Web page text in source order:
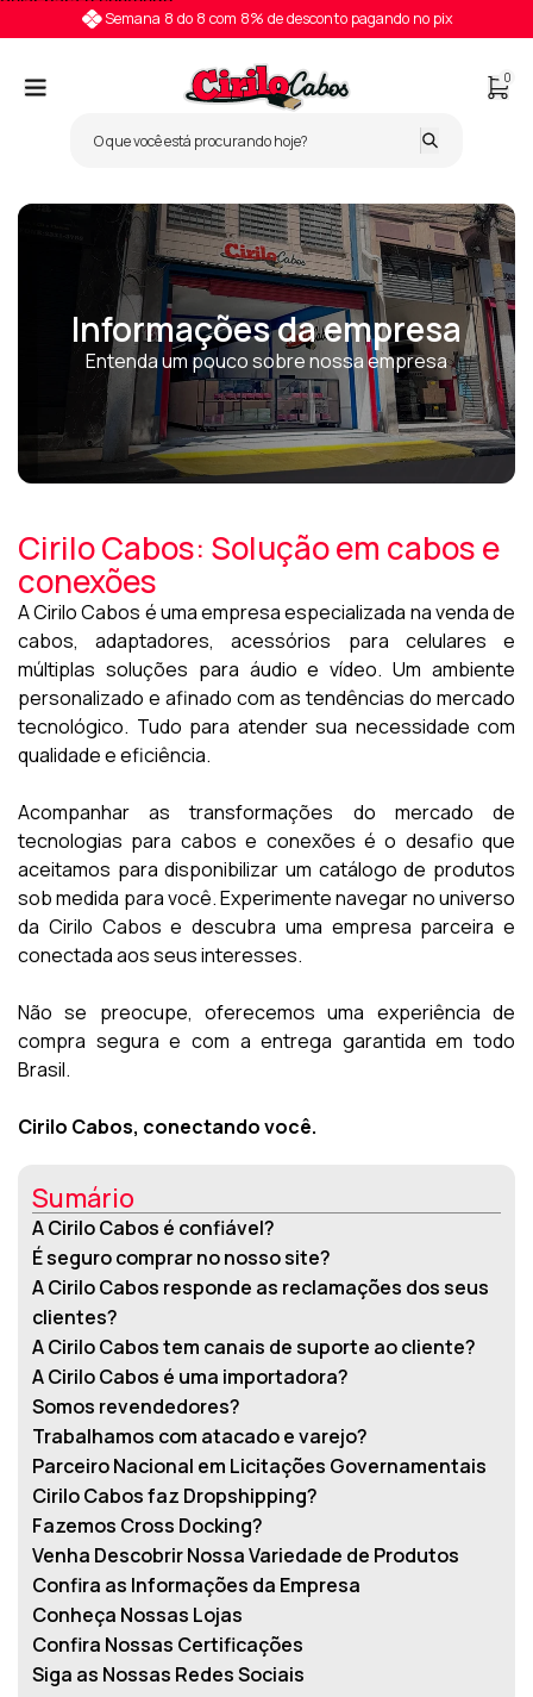
Semana 8 do 8 com 8% de desconto pagando no pix
0
Informações da empresa
Entenda um pouco sobre nossa empresa
Cirilo Cabos: Solução em cabos e
conexões
A Cirilo Cabos é uma empresa especializada na venda de
cabos, adaptadores, acessórios para celulares e
múltiplas soluções para áudio e vídeo. Um ambiente
personalizado e afinado com as tendências do mercado
tecnológico. Tudo para atender sua necessidade com
qualidade e eficiência.
Acompanhar as transformações do mercado de
tecnologias para cabos e conexões é o desafio que
aceitamos para disponibilizar um catálogo de produtos
sob medida para você. Experimente navegar no universo
da Cirilo Cabos e descubra uma empresa parceira e
conectada aos seus interesses.
Não se preocupe, oferecemos uma experiência de
compra segura e com a entrega garantida em todo
Brasil.
Cirilo Cabos, conectando você.
Sumário
A Cirilo Cabos é confiável?
É seguro comprar no nosso site?
A Cirilo Cabos responde as reclamações dos seus
clientes?
A Cirilo Cabos tem canais de suporte ao cliente?
A Cirilo Cabos é uma importadora?
Somos revendedores?
Trabalhamos com atacado e varejo?
Parceiro Nacional em Licitações Governamentais
Cirilo Cabos faz Dropshipping?
Fazemos Cross Docking?
Venha Descobrir Nossa Variedade de Produtos
Confira as Informações da Empresa
Conheça Nossas Lojas
Confira Nossas Certificações
Siga as Nossas Redes Sociais